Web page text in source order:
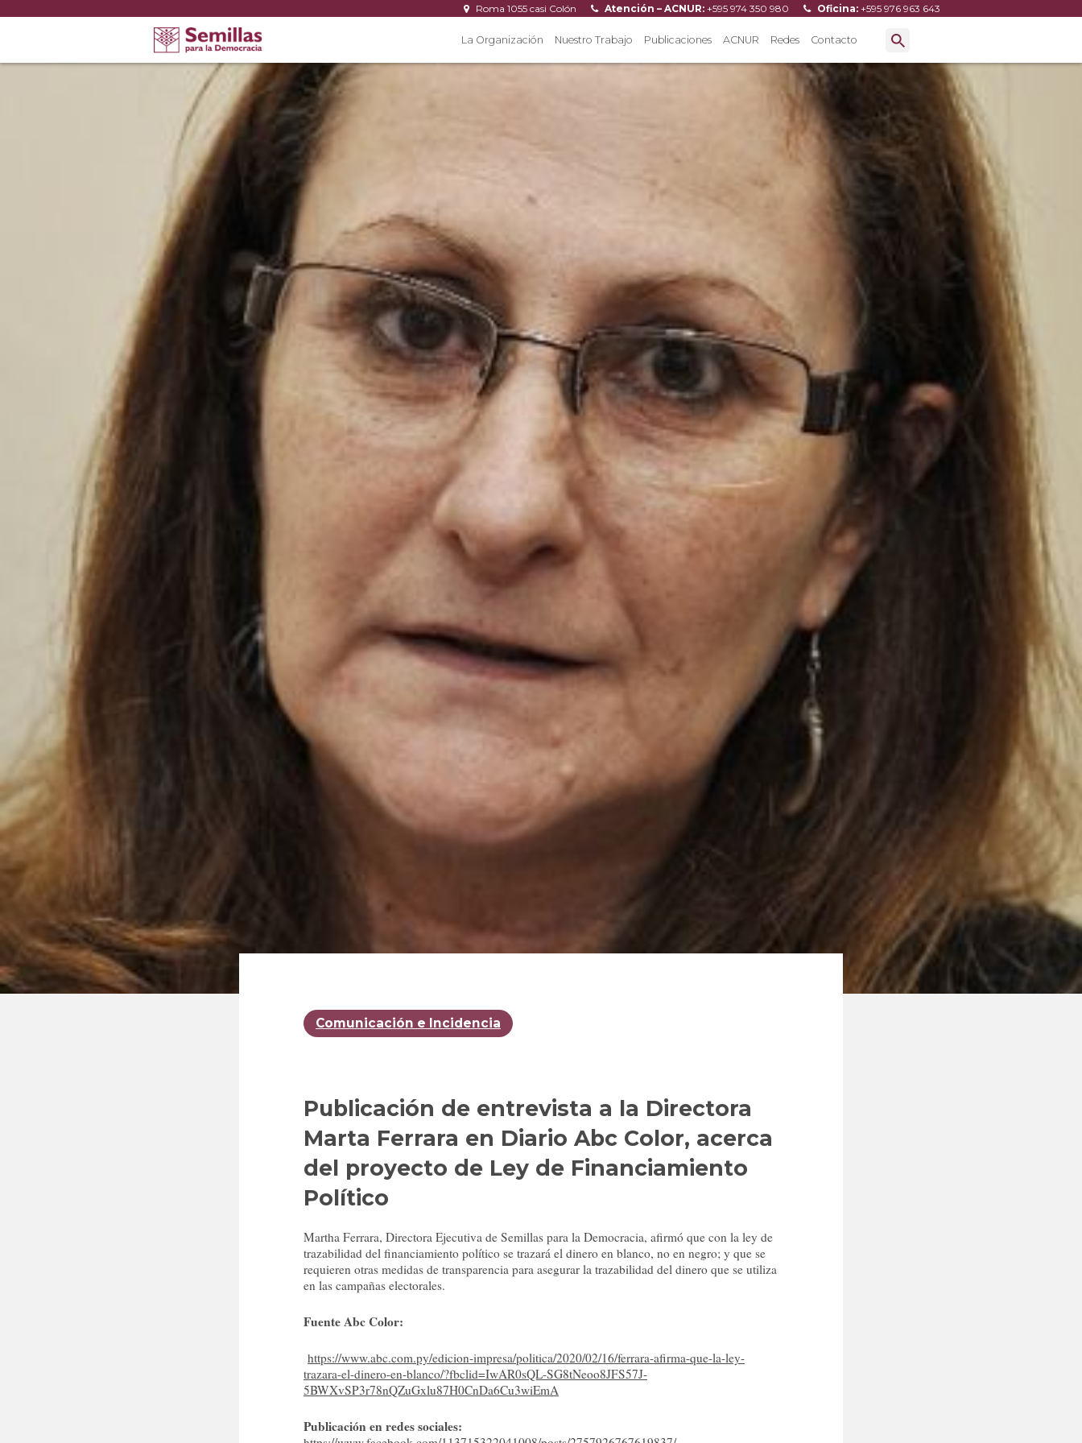
Roma 1055 casi Colón Atención – ACNUR: +595 974 350 980 Oficina: +595 976 963 643
La Organización Nuestro Trabajo Publicaciones ACNUR Redes Contacto
Comunicación e Incidencia
Publicación de entrevista a la Directora
Marta Ferrara en Diario Abc Color, acerca
del proyecto de Ley de Financiamiento
Político
Martha Ferrara, Directora Ejecutiva de Semillas para la Democracia, afirmó que con la ley de
trazabilidad del financiamiento político se trazará el dinero en blanco, no en negro; y que se
requieren otras medidas de transparencia para asegurar la trazabilidad del dinero que se utiliza
en las campañas electorales.
Fuente Abc Color:
https://www.abc.com.py/edicion-impresa/politica/2020/02/16/ferrara-afirma-que-la-ley-
trazara-el-dinero-en-blanco/?fbclid=IwAR0sQL-SG8tNeoo8JFS57J-
5BWXvSP3r78nQZuGxlu87H0CnDa6Cu3wiEmA
Publicación en redes sociales: